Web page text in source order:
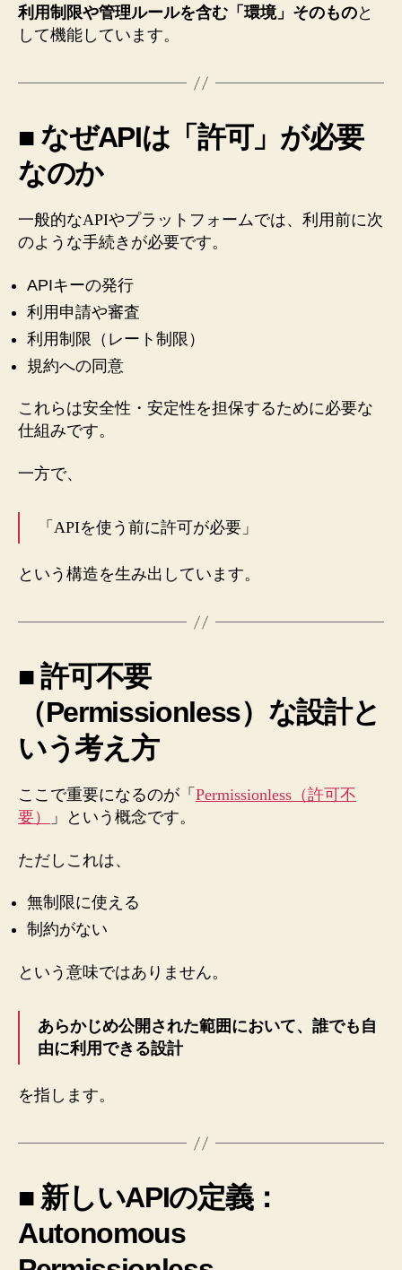
利用制限や管理ルールを含む「環境」そのものと
して機能しています。
■ なぜAPIは「許可」が必要
なのか
一般的なAPIやプラットフォームでは、利用前に次
のような手続きが必要です。
APIキーの発行
利用申請や審査
利用制限（レート制限）
規約への同意
これらは安全性・安定性を担保するために必要な
仕組みです。
一方で、
「APIを使う前に許可が必要」
という構造を生み出しています。
■ 許可不要
（Permissionless）な設計と
いう考え方
ここで重要になるのが「 Permissionless（許可不
要）
」という概念です。
ただしこれは、
無制限に使える
制約がない
という意味ではありません。
あらかじめ公開された範囲において、誰でも自
由に利用できる設計
を指します。
■ 新しいAPIの定義：
Autonomous